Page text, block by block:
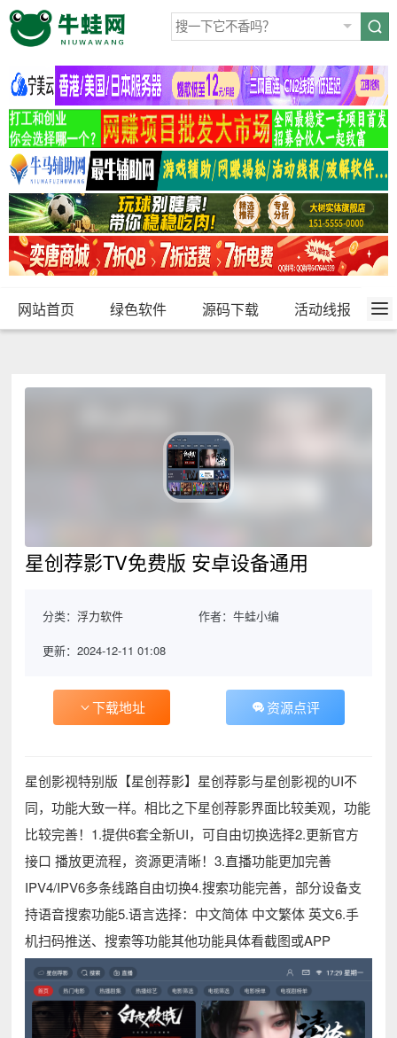
网站首页 绿色软件 源码下载 活动线报
星创荐影TV免费版 安卓设备通用
分类：浮力软件 作者：牛蛙小编
更新：2024-12-11 01:08
下载地址 资源点评
星创影视特别版【星创荐影】星创荐影与星创影视的UI不
同，功能大致一样。相比之下星创荐影界面比较美观，功能
比较完善！1.提供6套全新UI，可自由切换选择2.更新官方
接口 播放更流程，资源更清晰！3.直播功能更加完善
IPV4/IPV6多条线路自由切换4.搜索功能完善，部分设备支
持语音搜索功能5.语言选择：中文简体 中文繁体 英文6.手
机扫码推送、搜索等功能其他功能具体看截图或APP